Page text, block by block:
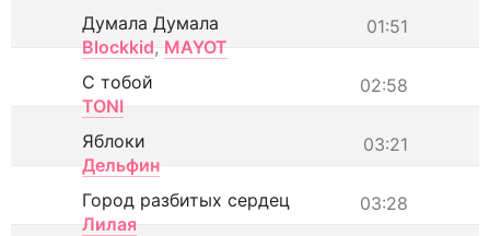
01:51
Думала Думала
Blockkid, MAYOT
02:58
С тобой
TONI
03:21
Яблоки
Дельфин
03:28
Город разбитых сердец
Лилая